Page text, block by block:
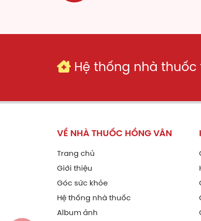
Hệ thống nhà thuốc
VỀ NHÀ THUỐC HỒNG VÂN
Trang chủ
Giới thiệu
Góc sức khỏe
Hệ thống nhà thuốc
Album ảnh